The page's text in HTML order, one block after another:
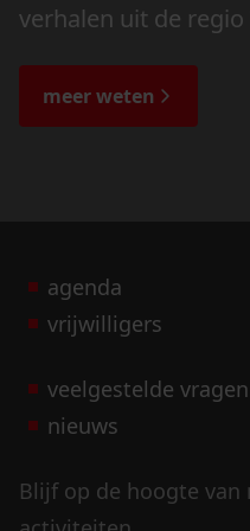
verhalen uit de
de bijzondere
meer weten
agenda
vrijwilligers
veelgestelde vragen
nieuws
Blijf op de hoogte van